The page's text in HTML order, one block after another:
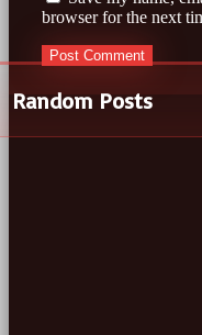
browser for the next
Random Posts